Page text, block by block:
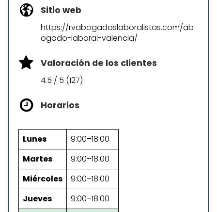
Sitio web
https://rvabogadoslaboralistas.com/ab
ogado-laboral-valencia/
Valoración de los clientes
4.5 / 5 (127)
Horarios
Lunes
9:00–18:00
Martes
9:00–18:00
Miércoles
9:00–18:00
Jueves
9:00–18:00